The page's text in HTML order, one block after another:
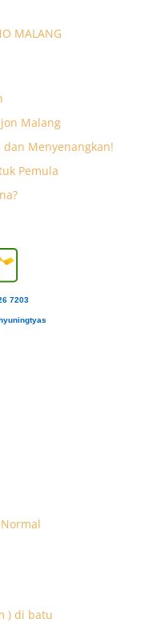
MALANG
Malang
Menyenangkan!
Pemula
7203
) di batu